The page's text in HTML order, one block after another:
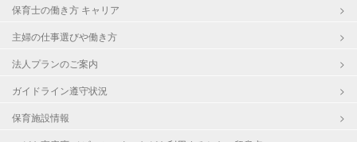
保育士の働き方 キャリア
主婦の仕事選びや働き方
法人プランのご案内
ガイドライン遵守状況
保育施設情報